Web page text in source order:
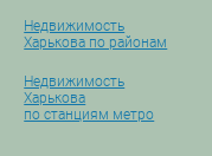
Недвижимость
Харькова по районам
Недвижимость
Харькова
по станциям метро